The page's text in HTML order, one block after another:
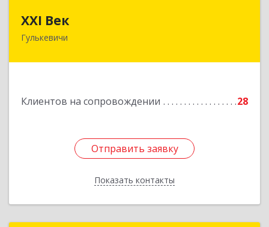
XXI Век
Гулькевичи
Клиентов на сопровождении 28
Отправить заявку
Показать контакты
Отправить заявку
Назад